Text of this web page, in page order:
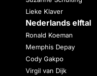
Lieke Klaver
Nederlands elftal
Ronald Koeman
Memphis Depay
Cody Gakpo
Virgil van Dijk